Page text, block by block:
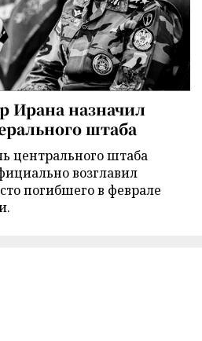
Ирана назначил
штаба
центрального штаба
возглавил
погибшего в феврале